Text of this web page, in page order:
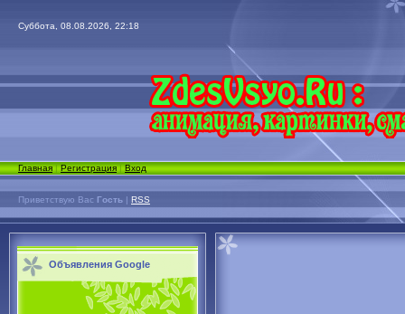
Суббота, 08.08.2026, 22:18
Главная|Регистрация|Вход
Приветствую Вас Гость | RSS
Объявления Google